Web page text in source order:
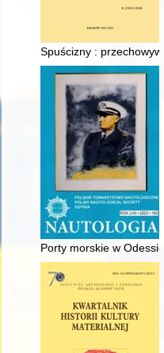
Spuścizny :
Porty morskie w